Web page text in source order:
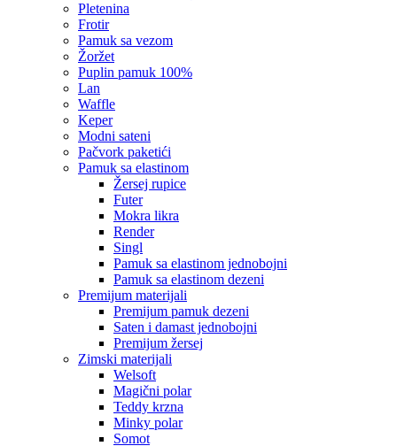
pletenina
frotir
pamuk sa vezom
žoržet
puplin pamuk 100%
lan
waffle
keper
modni sateni
pačvork paketići
pamuk sa elastinom
žersej rupice
futer
mokra likra
render
singl
pamuk sa elastinom jednobojni
pamuk sa elastinom dezeni
premijum materijali
premijum pamuk dezeni
saten i damast jednobojni
premijum žersej
zimski materijali
welsoft
magični polar
teddy krzna
minky polar
somot